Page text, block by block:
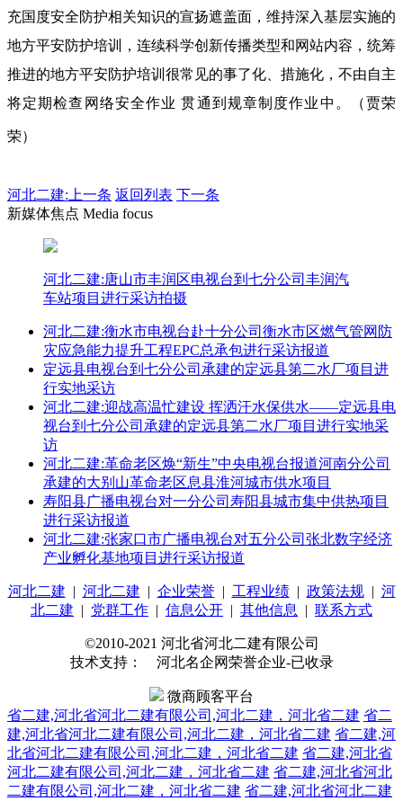
充国度安全防护相关知识的宣扬遮盖面，维持深入基层实施的
地方平安防护培训，连续科学创新传播类型和网站内容，统筹
推进的地方平安防护培训很常见的事了化、措施化，不由自主
将定期检查网络安全作业 贯通到规章制度作业中。（贾荣
荣）
河北二建: 上一条 返回列表 下一条
新媒体焦点 Media focus
河北二建:唐山市丰润区电视台到七分公司丰润汽
车站项目进行采访拍摄
河北二建:衡水市电视台赴十分公司衡水市区燃气管网防
灾应急能力提升工程EPC总承包进行采访报道
定远县电视台到七分公司承建的定远县第二水厂项目进
行实地采访
河北二建:迎战高温忙建设 挥洒汗水保供水——定远县电
视台到七分公司承建的定远县第二水厂项目进行实地采
访
河北二建:革命老区焕“新生”中央电视台报道河南分公司
承建的大别山革命老区息县淮河城市供水项目
寿阳县广播电视台对一分公司寿阳县城市集中供热项目
进行采访报道
河北二建:张家口市广播电视台对五分公司张北数字经济
产业孵化基地项目进行采访报道
河北二建 | 河北二建 | 企业荣誉| 工程业绩| 政策法规| 河
北二建 | 党群工作 | 信息公开 | 其他信息 | 联系方式
©2010-2021 河北省河北二建有限公司
技术支持： 河北名企网荣誉企业-已收录
微商顾客平台
省二建,河北省河北二建有限公司,河北二建，河北省二建 省二
建,河北省河北二建有限公司,河北二建，河北省二建 省二建,河
北省河北二建有限公司,河北二建，河北省二建 省二建,河北省
河北二建有限公司,河北二建，河北省二建 省二建,河北省河北
二建有限公司,河北二建，河北省二建 省二建,河北省河北二建